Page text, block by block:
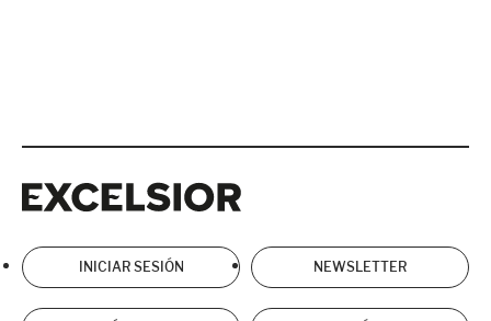
INICIAR SESIÓN NEWSLETTER